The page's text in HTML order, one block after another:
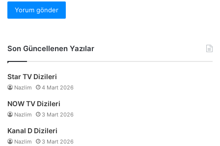
Son Güncellenen Yazılar
Star TV Dizileri
Nazlim 4 Mart 2026
NOW TV Dizileri
Nazlim 3 Mart 2026
Kanal D Dizileri
Nazlim 3 Mart 2026